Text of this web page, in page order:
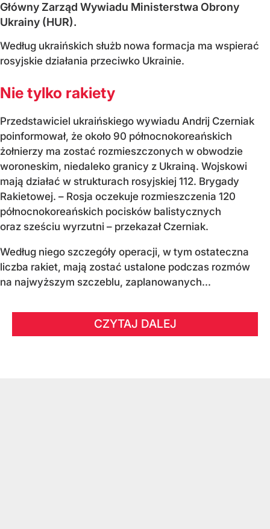
Główny Zarząd Wywiadu Ministerstwa Obrony
Ukrainy (HUR).
Według ukraińskich służb nowa formacja ma wspierać
rosyjskie działania przeciwko Ukrainie.
Nie tylko rakiety
Przedstawiciel ukraińskiego wywiadu Andrij Czerniak
poinformował, że około 90 północnokoreańskich
żołnierzy ma zostać rozmieszczonych w obwodzie
woroneskim, niedaleko granicy z Ukrainą. Wojskowi
mają działać w strukturach rosyjskiej 112. Brygady
Rakietowej. – Rosja oczekuje rozmieszczenia 120
północnokoreańskich pocisków balistycznych
oraz sześciu wyrzutni – przekazał Czerniak.
Według niego szczegóły operacji, w tym ostateczna
liczba rakiet, mają zostać ustalone podczas rozmów
na najwyższym szczeblu, zaplanowanych...
CZYTAJ DALEJ